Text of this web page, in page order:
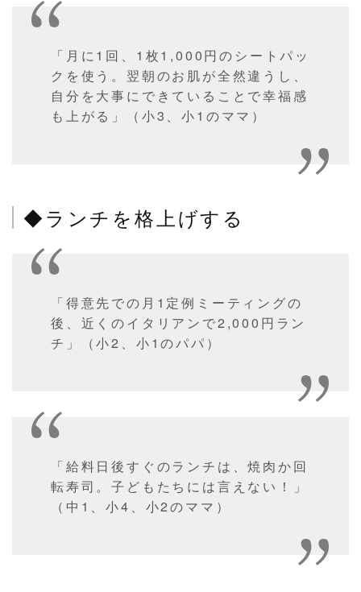
「月に1回、1枚1,000円のシートパッ
クを使う。翌朝のお肌が全然違うし、
自分を大事にできていることで幸福感
も上がる」（小3、小1のママ）
◆ランチを格上げする
「得意先での月1定例ミーティングの
後、近くのイタリアンで2,000円ラン
チ」（小2、小1のパパ）
「給料日後すぐのランチは、焼肉か回
転寿司。子どもたちには言えない！」
（中1、小4、小2のママ）